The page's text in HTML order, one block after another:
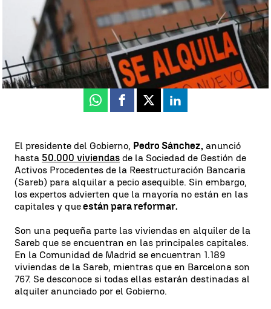
Neila Gallego
Publicado:18 de abril de 2023, 08:04
Whatsapp
Facebook
X Linkedin
El presidente del Gobierno, Pedro Sánchez, anunció
hasta 50.000 viviendas de la Sociedad de Gestión de
Activos Procedentes de la Reestructuración Bancaria
(Sareb) para alquilar a pecio asequible. Sin embargo,
los expertos advierten que la mayoría no están en las
capitales y queestán para reformar.
Son una pequeña parte las viviendas en alquiler de la
Sareb que se encuentran en las principales capitales.
En la Comunidad de Madrid se encuentran 1.189
viviendas de la Sareb, mientras que en Barcelona son
767. Se desconoce si todas ellas estarán destinadas al
alquiler anunciado por el Gobierno.